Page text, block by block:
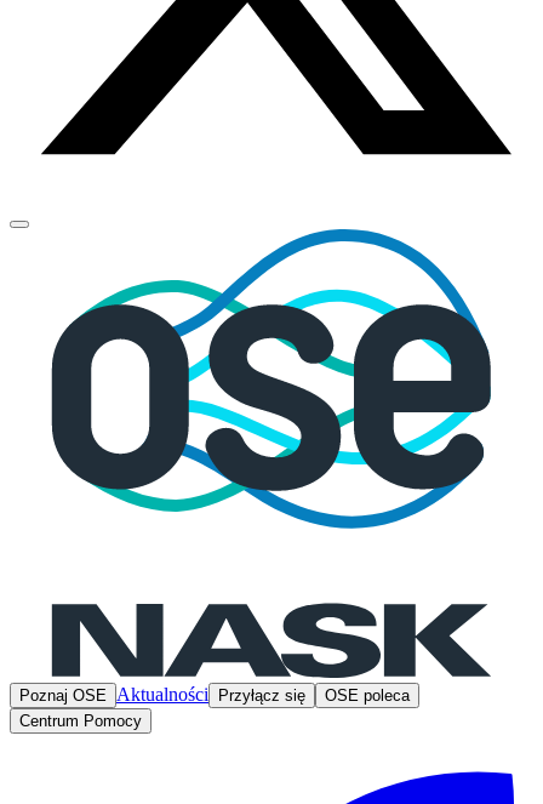
Poznaj OSE Aktualności Przyłącz się
OSE poleca
Centrum Pomocy